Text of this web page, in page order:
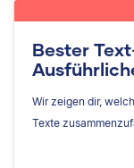
Bester
Wir zeigen dir,
Texte